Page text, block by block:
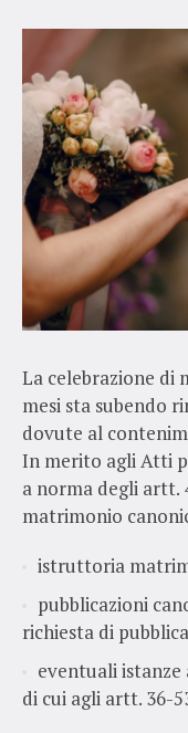
La celebrazione di
mesi sta subendo
dovute al
In merito agli Atti
a norma degli artt.
matrimonio
istruttoria
pubblicazioni
richiesta di
eventuali
di cui agli artt. 36-